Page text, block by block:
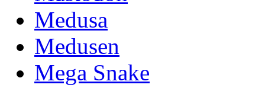
Medusa
Medusen
Mega Snake